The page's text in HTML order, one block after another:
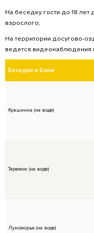
Услуга
время , беседку
Стоимость
Осуществляется
Условия
при условии в
при условии
взымается 50%
при условии
день
бронирования;